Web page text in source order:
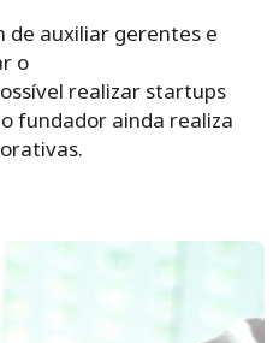
de auxiliar gerentes e
o
realizar startups
fundador ainda realiza